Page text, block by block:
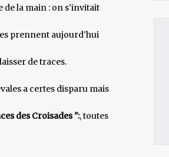
de la main : on s'invitait
prennent aujourd'hui
de traces.
a certes disparu mais
des Croisades ":, toutes